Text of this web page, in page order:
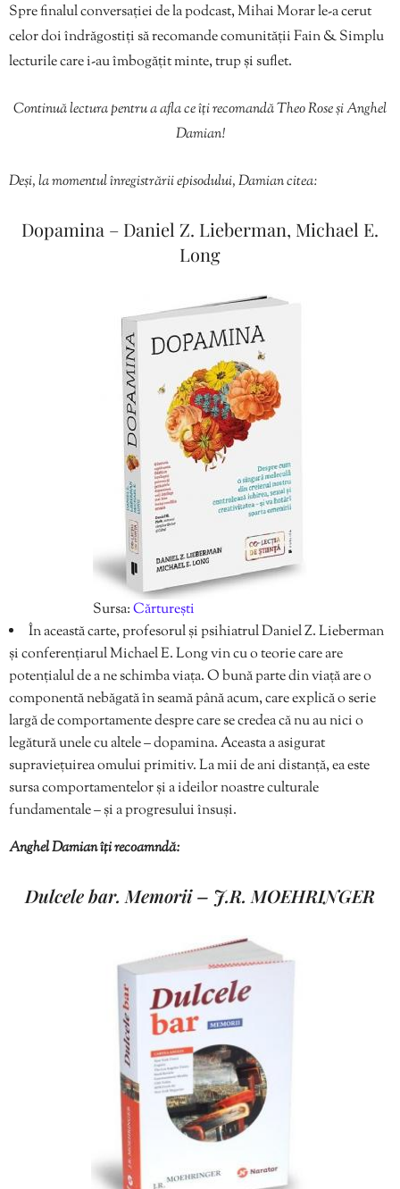
Spre finalul conversației de la podcast, Mihai Morar le-a cerut
celor doi îndrăgostiți să recomande comunității Fain & Simplu
lecturile care i-au îmbogățit minte, trup și suflet.
Continuă lectura pentru a afla ce îți recomandă Theo Rose și Anghel
Damian!
Deși, la momentul înregistrării episodului, Damian citea:
Dopamina – Daniel Z. Lieberman, Michael E.
Long
Sursa:Cărturești
În această carte, profesorul și psihiatrul Daniel Z. Lieberman
și conferențiarul Michael E. Long vin cu o teorie care are
potențialul de a ne schimba viața. O bună parte din viață are o
componentă nebăgată în seamă până acum, care explică o serie
largă de comportamente despre care se credea că nu au nici o
legătură unele cu altele – dopamina. Aceasta a asigurat
supraviețuirea omului primitiv. La mii de ani distanță, ea este
sursa comportamentelor și a ideilor noastre culturale
fundamentale – și a progresului însuși.
Anghel Damian îți recoamndă:
Dulcele bar. Memorii – J.R. MOEHRINGER